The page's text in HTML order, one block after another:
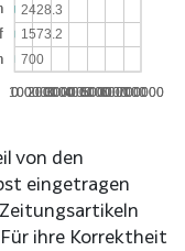
0
100000
200000
300000
400000
500000
600000
700000
0
100000
200000
300000
400000
500000
600000
700000
2428.3
1573.2
700
von den
eingetragen
ihre Korrektheit